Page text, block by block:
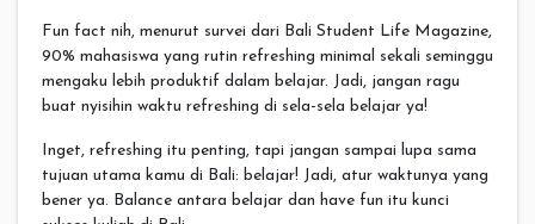
Fun fact nih, menurut survei dari Bali Student Life Magazine,
90% mahasiswa yang rutin refreshing minimal sekali seminggu
mengaku lebih produktif dalam belajar. Jadi, jangan ragu
buat nyisihin waktu refreshing di sela-sela belajar ya!
Inget, refreshing itu penting, tapi jangan sampai lupa sama
tujuan utama kamu di Bali: belajar! Jadi, atur waktunya yang
bener ya. Balance antara belajar dan have fun itu kunci